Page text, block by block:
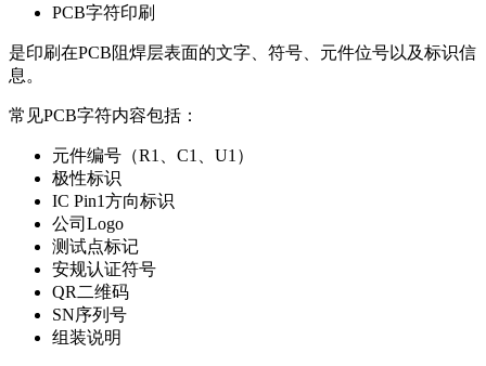
PCB字符印刷
是印刷在PCB阻焊层表面的文字、符号、元件位号以及标识信
息。
常见PCB字符内容包括：
元件编号（R1、C1、U1）
极性标识
IC Pin1方向标识
公司Logo
测试点标记
安规认证符号
QR二维码
SN序列号
组装说明